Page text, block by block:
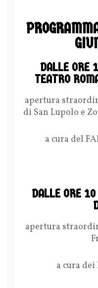
DALLE ORE
TEATRO
apertura
di San Lupolo e
a cura del
DALLE ORE
apertura
a cura